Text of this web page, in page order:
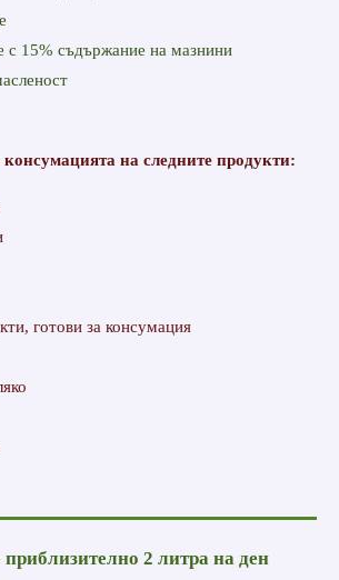
с 15% съдържание на мазнини
на следните продукти:
готови за консумация
2 литра на ден